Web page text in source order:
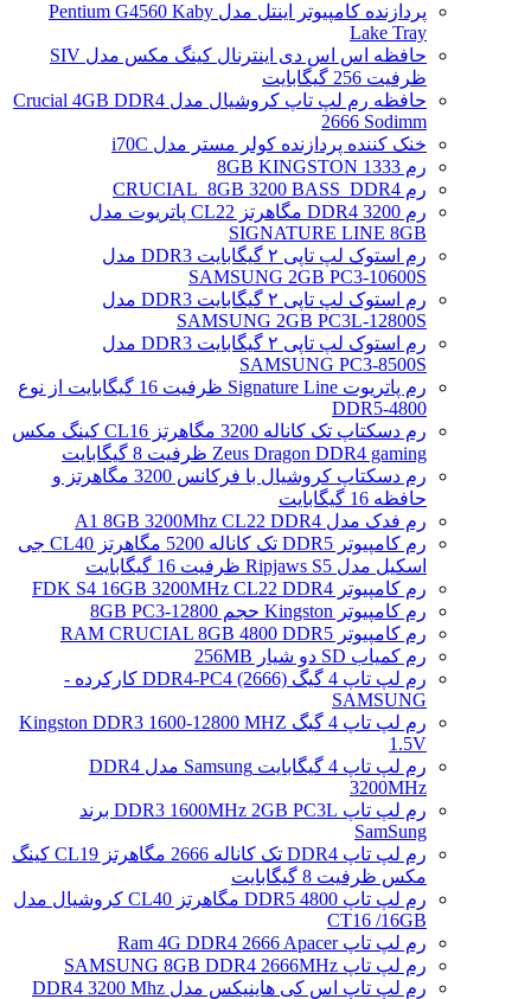
پردازنده کامپیوتر اینتل مدل Pentium G4560 Kaby
Lake Tray
حافظه اس اس دی اینترنال کینگ مکس مدل SIV
ظرفیت 256 گیگابایت
حافظه رم لپ تاپ کروشیال مدل Crucial 4GB DDR4
2666 Sodimm
خنک کننده پردازنده کولر مستر مدل i70C
رم 1333 8GB KINGSTON
رم CRUCIAL_8GB 3200 BASS_DDR4
رم DDR4 3200 مگاهرتز CL22 پاتریوت مدل
SIGNATURE LINE 8GB
رم استوک لپ تاپی ۲ گیگابایت DDR3 مدل
SAMSUNG 2GB PC3-10600S
رم استوک لپ تاپی ۲ گیگابایت DDR3 مدل
SAMSUNG 2GB PC3L-12800S
رم استوک لپ تاپی ۲ گیگابایت DDR3 مدل
SAMSUNG PC3-8500S
رم پاتریوت Signature Line ظرفیت 16 گیگابایت از نوع
DDR5-4800
رم دسکتاپ تک کاناله 3200 مگاهرتز CL16 کینگ مکس
Zeus Dragon DDR4 gaming ظرفیت 8 گیگابایت
رم دسکتاپ کروشیال با فرکانس 3200 مگاهرتز و
حافظه 16 گیگابایت
رم فدک مدل A1 8GB 3200Mhz CL22 DDR4
رم کامپیوتر DDR5 تک کاناله 5200 مگاهرتز CL40 جی
اسکیل مدل Ripjaws S5 ظرفیت 16 گیگابایت
رم کامپیوتر FDK S4 16GB 3200MHz CL22 DDR4
رم کامپیوتر Kingston حجم 8GB PC3-12800
رم کامپیوتر RAM CRUCIAL 8GB 4800 DDR5
رم کمیاب SD دو شیار 256MB
رم لپ تاپ 4 گیگ DDR4-PC4 (2666) کارکرده -
SAMSUNG
رم لپ تاپ 4 گیگ Kingston DDR3 1600-12800 MHZ
1.5V
رم لپ تاپ 4 گیگابایت Samsung مدل DDR4
3200MHz
رم لپ تاپ DDR3 1600MHz 2GB PC3L برند
SamSung
رم لپ تاپ DDR4 تک کاناله 2666 مگاهرتز CL19 کینگ
مکس ظرفیت 8 گیگابایت
رم لپ تاپ DDR5 4800 مگاهرتز CL40 کروشیال مدل
CT16 /16GB
رم لپ تاپ Ram 4G DDR4 2666 Apacer
رم لپ تاپ SAMSUNG 8GB DDR4 2666MHz
رم لپ تاپ اس کی هاینیکس مدل DDR4 3200 Mhz